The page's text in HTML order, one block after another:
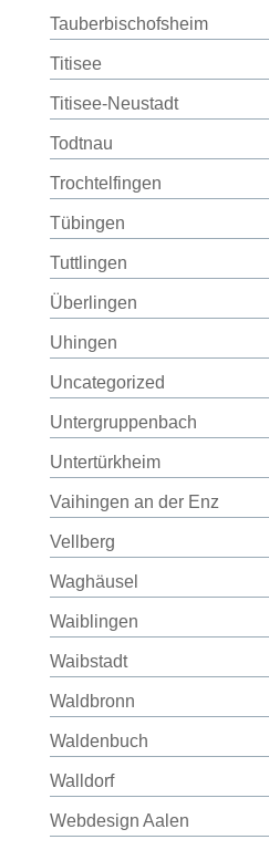
Tauberbischofsheim
Titisee
Titisee-Neustadt
Todtnau
Trochtelfingen
Tübingen
Tuttlingen
Überlingen
Uhingen
Uncategorized
Untergruppenbach
Untertürkheim
Vaihingen an der Enz
Vellberg
Waghäusel
Waiblingen
Waibstadt
Waldbronn
Waldenbuch
Walldorf
Webdesign Aalen